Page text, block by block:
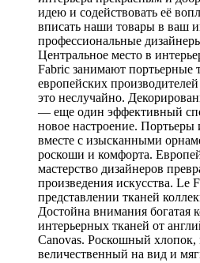
идею и содействовать её
вписать наши товары в ваш
профессиональные
Центральное место в
Fabric занимают портьерные
европейских
это неслучайно.
— еще один эффективный
новое настроение.
вместе с изысканными
роскоши и комфорта.
мастерство дизайнеров
произведения искусства. Le
представлении тканей
Достойна внимания богатая
интерьерных тканей от
Canovas. Роскошный
величественный на вид и